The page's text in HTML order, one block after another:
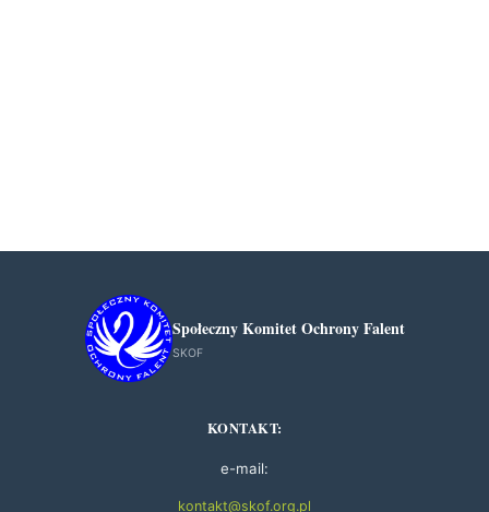
Społeczny Komitet Ochrony Falent
SKOF
KONTAKT:
e-mail:
kontakt@skof.org.pl